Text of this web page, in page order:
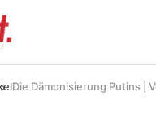
Die Dämonisierung Putins |